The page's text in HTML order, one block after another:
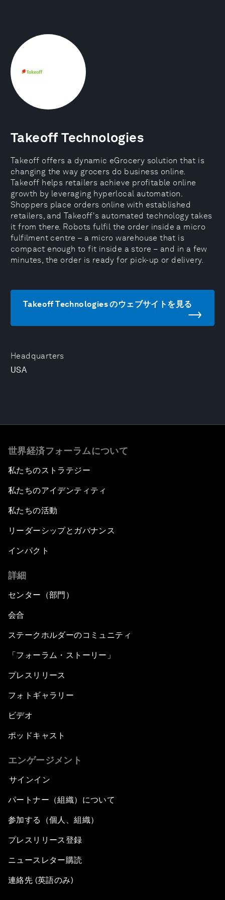
Headquarters
USA
Takeoff Technologies
Takeoff offers a dynamic eGrocery solution that is
changing the way grocers do business online.
Takeoff helps retailers achieve profitable online
growth by leveraging hyperlocal automation.
Shoppers place orders online with established
retailers, and Takeoff's automated technology takes
it from there. Robots fulfil the order inside a micro
fulfilment centre – a micro warehouse that is
compact enough to fit inside a store ⁠– and in a few
minutes, the order is ready for pick-up or delivery.
Takeoff Technologies のウェブサイトを見る
世界経済フォーラムについて
私たちのストラテジー
私たちのアイデンティティ
私たちの活動
リーダーシップとガバナンス
インパクト
詳細
センター（部門）
会合
ステークホルダーのコミュニティ
「フォーラム・ストーリー」
プレスリリース
フォトギャラリー
ビデオ
ポッドキャスト
エンゲージメント
サインイン
パートナー（組織）について
参加する（個人、組織）
プレスリリース登録
ニュースレター購読
連絡先 (英語のみ)